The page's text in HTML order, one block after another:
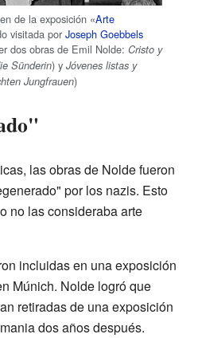
de la exposición «Arte
visitada por Joseph Goebbels
dos obras de Emil Nolde: Cristo y
Sünderin) y Jóvenes listas y
Jungfrauen)
las obras de Nolde fueron
por los nazis. Esto
no las consideraba arte
incluidas en una exposición
Múnich. Nolde logró que
retiradas de una exposición
dos años después.